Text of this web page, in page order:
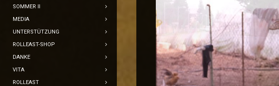
SOMMER II
MEDIA
UNTERSTÜTZUNG
ROLLEAST-SHOP
DANKE
VITA
ROLLEAST